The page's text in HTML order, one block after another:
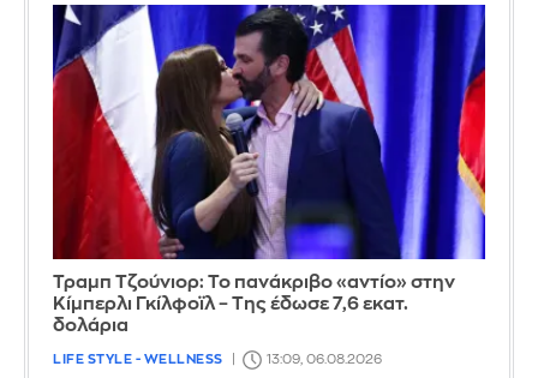
Τραμπ Τζούνιορ: Το πανάκριβο «αντίο» στην
Κίμπερλι Γκίλφοϊλ – Της έδωσε 7,6 εκατ.
δολάρια
LIFE STYLE - WELLNESS 13:09, 06.08.2026